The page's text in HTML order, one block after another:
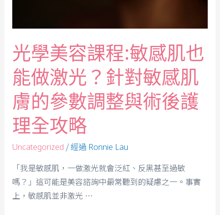
光學美容課程:敏感肌也
能做激光？針對敏感肌
膚的參數調整與術後護
理全攻略
Uncategorized / 經過 Ronnie Lau
「我是敏感肌，一做激光就會泛紅、反黑甚至過敏
嗎？」這可能是美容諮詢中最常聽到的疑慮之一。事實
上，敏感肌並非激光 …